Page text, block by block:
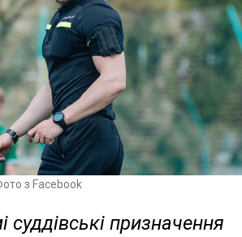
з Facebook
суддівські призначення